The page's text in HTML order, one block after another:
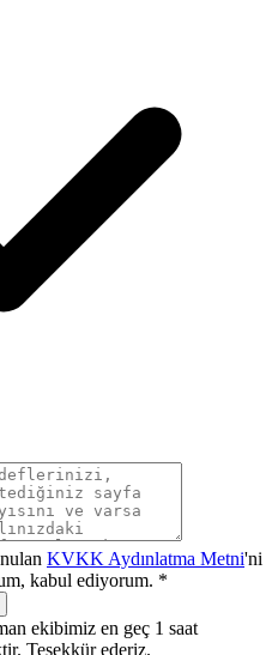
KVKK Aydınlatma Metni'ni
kabul ediyorum. *
ekibimiz en geç 1 saat
Teşekkür ederiz.